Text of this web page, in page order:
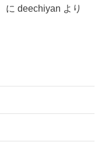
に deechiyan より